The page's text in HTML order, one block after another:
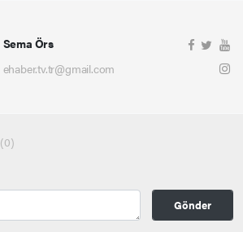
Sema Örs
ehaber.tv.tr@gmail.com
(0)
Gönder